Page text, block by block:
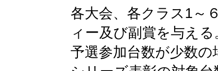
各大会、各クラス1～
ィー及び副賞を与える
予選参加台数が少数